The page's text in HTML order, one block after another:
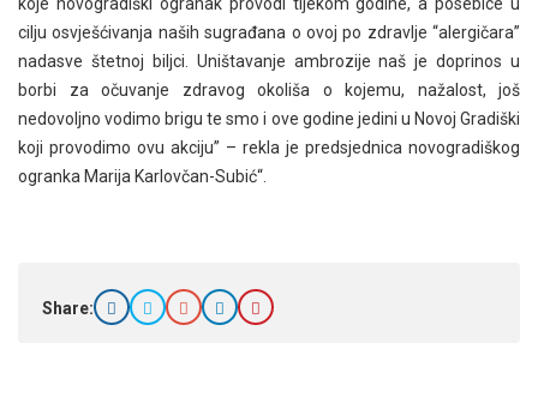
cilju osvješćivanja naših sugrađana o ovoj po zdravlje “alergičara”
nadasve štetnoj biljci. Uništavanje ambrozije naš je doprinos u
borbi za očuvanje zdravog okoliša o kojemu, nažalost, još
nedovoljno vodimo brigu te smo i ove godine jedini u Novoj Gradiški
koji provodimo ovu akciju” – rekla je predsjednica novogradiškog
ogranka Marija Karlovčan-Subić“.
Share: